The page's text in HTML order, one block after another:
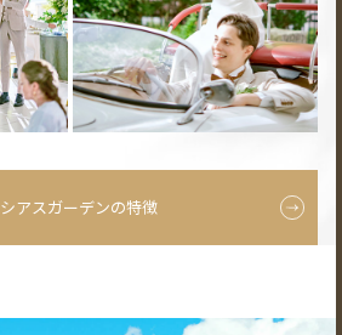
アスガーデンの特徴